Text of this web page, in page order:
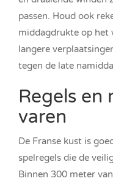
passen. Houd ook
middagdrukte op het
langere
tegen de late
Regels en
varen
De Franse kust is
spelregels die de
Binnen 300 meter